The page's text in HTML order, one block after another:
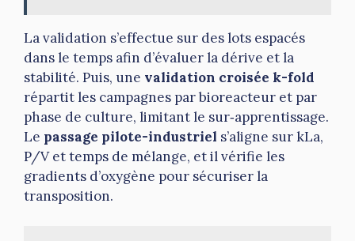
La validation s’effectue sur des lots espacés
dans le temps afin d’évaluer la dérive et la
stabilité. Puis, une validation croisée k-fold
répartit les campagnes par bioreacteur et par
phase de culture, limitant le sur‑apprentissage.
Le passage pilote-industriel s’aligne sur kLa,
P/V et temps de mélange, et il vérifie les
gradients d’oxygène pour sécuriser la
transposition.